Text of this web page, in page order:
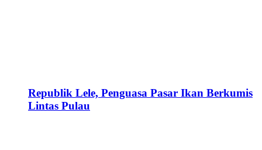
Republik Lele, Penguasa Pasar Ikan Berkumis
Lintas Pulau